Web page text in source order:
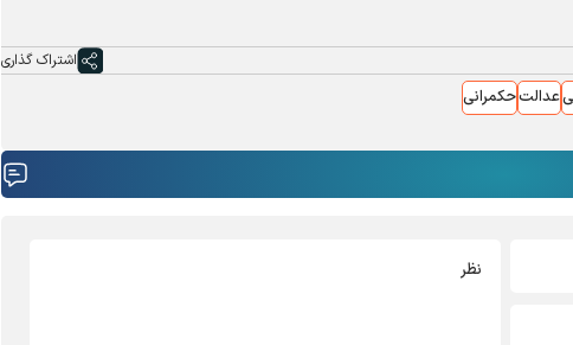
اشتراک گذاری
عدالتحکمرانی